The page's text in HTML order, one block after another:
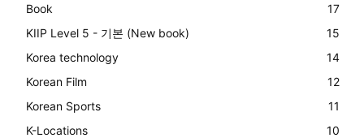
Book
17
KIIP Level 5 - 기본 (New book)
15
Korea technology
14
Korean Film
12
Korean Sports
11
K-Locations
10